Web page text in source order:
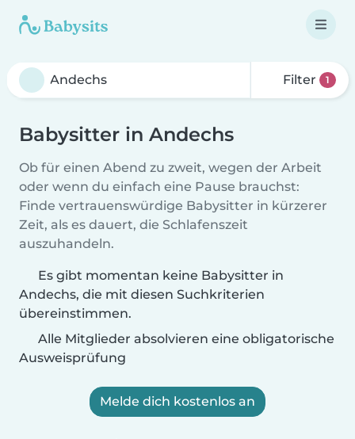
Filter 1
Babysitter in Andechs
Ob für einen Abend zu zweit, wegen der Arbeit
oder wenn du einfach eine Pause brauchst:
Finde vertrauenswürdige Babysitter in kürzerer
Zeit, als es dauert, die Schlafenszeit
auszuhandeln.
Es gibt momentan keine Babysitter in
Andechs, die mit diesen Suchkriterien
übereinstimmen.
Alle Mitglieder absolvieren eine obligatorische
Ausweisprüfung
Melde dich kostenlos an